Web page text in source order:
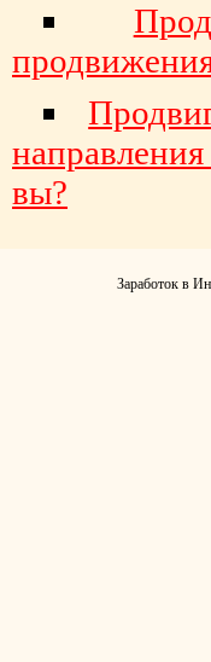
вы?
Заработок в